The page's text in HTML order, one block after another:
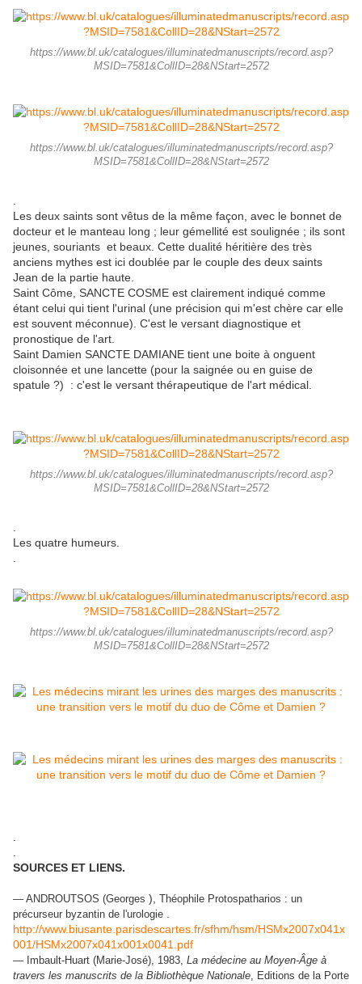
https://www.bl.uk/catalogues/illuminatedmanuscripts/record.asp?
MSID=7581&CollID=28&NStart=2572
https://www.bl.uk/catalogues/illuminatedmanuscripts/record.asp?
MSID=7581&CollID=28&NStart=2572
Les deux saints sont vêtus de la même façon, avec le bonnet de
docteur et le manteau long ; leur gémellité est soulignée ; ils sont
jeunes, souriants et beaux. Cette dualité héritière des très
anciens mythes est ici doublée par le couple des deux saints
Jean de la partie haute.
Saint Côme, SANCTE COSME est clairement indiqué comme
étant celui qui tient l'urinal (une précision qui m'est chère car elle
est souvent méconnue). C'est le versant diagnostique et
pronostique de l'art.
Saint Damien SANCTE DAMIANE tient une boite à onguent
cloisonnée et une lancette (pour la saignée ou en guise de
spatule ?) : c'est le versant thérapeutique de l'art médical.
https://www.bl.uk/catalogues/illuminatedmanuscripts/record.asp?
MSID=7581&CollID=28&NStart=2572
Les quatre humeurs.
https://www.bl.uk/catalogues/illuminatedmanuscripts/record.asp?
MSID=7581&CollID=28&NStart=2572
SOURCES ET LIENS.
— ANDROUTSOS (Georges ), Théophile Protospatharios : un
précurseur byzantin de l'urologie .
http://www.biusante.parisdescartes.fr/sfhm/hsm/HSMx2007x041x
001/HSMx2007x041x001x0041.pdf
— Imbault-Huart (Marie-José), 1983, La médecine au Moyen-Âge à
travers les manuscrits de la Bibliothèque Nationale, Editions de la Porte